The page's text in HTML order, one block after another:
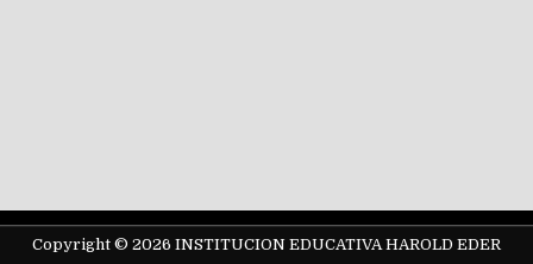
Copyright © 2026 INSTITUCION EDUCATIVA HAROLD EDER